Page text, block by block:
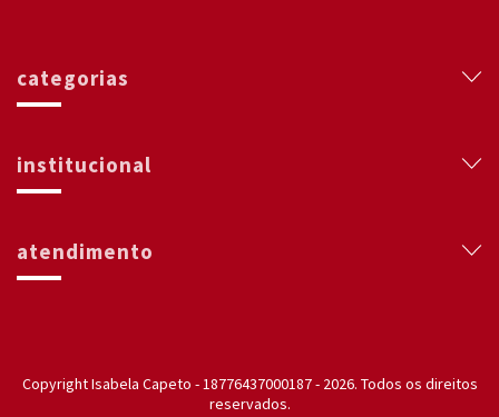
categorias
institucional
atendimento
Copyright Isabela Capeto - 18776437000187 - 2026. Todos os direitos
reservados.